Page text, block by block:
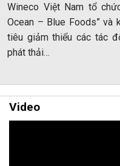
Wineco Việt Nam tổ
Ocean – Blue Foods” và
tiêu giảm thiểu các tác
phát thải…
Video